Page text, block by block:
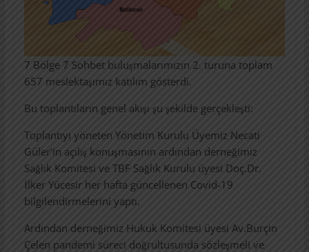
7 Bölge 7 Sohbet buluşmalarımızın 2. turuna toplam
657 meslektaşımız katılım gösterdi.
Bu toplantıların genel akışı şu şekilde gerçekleşti:
Toplantıyı yöneten Yönetim Kurulu Üyemiz Necati
Güler’in açılış konuşmasının ardından derneğimiz
Sağlık Komitesi ve TBF Sağlık Kurulu üyesi Doç.Dr.
İlker Yücesir her hafta güncellenen Covid-19
bilgilendirmelerini yaptı.
Ardından derneğimiz Hukuk Komitesi üyesi Av.Burçin
Çelen pandemi süreci doğrultusunda sözleşmeli ve